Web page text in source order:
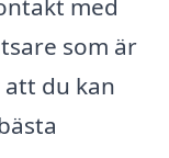
med
som är
du kan